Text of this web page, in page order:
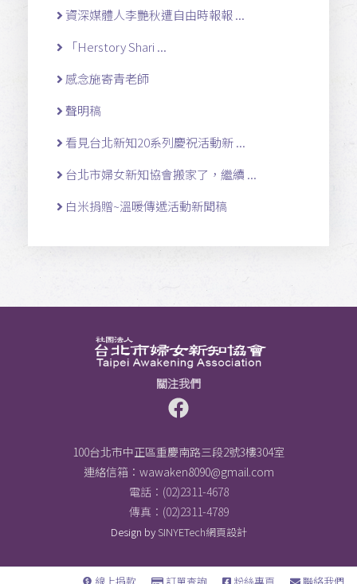
資深媒體人李艷秋遭自由時報報 ...
「Herstory Shari ...
感念施寄青老師
聲明稿
看見台北新知20系列慶祝活動新 ...
台北市婦女新知協會搬家了，繼續 ...
白米捐贈~溫暖傳遞活動新聞稿
關注我們
100台北市中正區重慶南路三段2號3樓304室
連絡信箱： wawaken8090@gmail.com
電話：(02)2311-4678
傳真：(02)2311-4789
Design by SINYETech網頁設計